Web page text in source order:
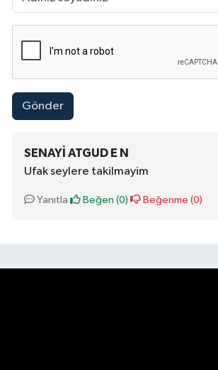
Gönder
SENAYI ATGUD E N
Ufak seylere takilmayim
Yanıtla Beğen (0) Beğenme (0)